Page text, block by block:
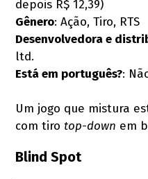
depois R$ 12,39)
Gênero: Ação, Tiro, RTS
Desenvolvedora e
ltd.
Está em português?:
Um jogo que mistura
com tirotop-down em
Blind Spot